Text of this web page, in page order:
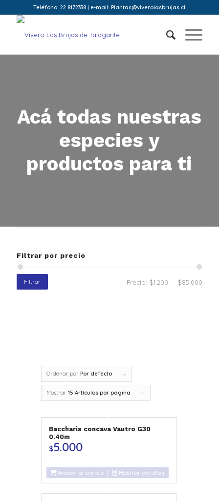
Teléfono: 22 8172338 | e-mail: Plantas@viverolasbrujas.cl
Acá todas nuestras
especies y
productos para ti
Ordenar por Por defecto
Mostrar 15 Artículos por página
Baccharis concava Vautro G30
0.40m
$5.000
Añadir al carrito Mostrar detalles
Filtrar por precio
Filtrar Precio: $1.200 — $85.000